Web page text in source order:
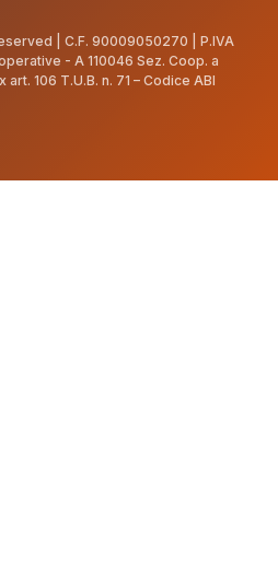
| C.F.90009050270 | P.IVA
- A 110046 Sez. Coop. a
106 T.U.B. n. 71 – Codice ABI